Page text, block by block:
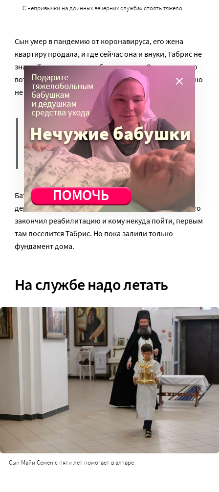
С непривычки на длинных вечерних службах стоять тяжело
Сын умер в пандемию от коронавируса, его жена
квартиру продала, и где сейчас она и внуки, Табрис не
знает. Так он и оказался бездомным. «Остался как-то
вот так… Хочется внука и внучку увидеть, помогать, но
не знаю как…
Так-то здесь все хорошо, но
умереть здесь не хочется», –
говорит Табрис.
Батюшка обещал, когда построят социальную
деревню, новый проект центра, где будут жить те, кто
закончил реабилитацию и кому некуда пойти, первым
там поселится Табрис. Но пока залили только
фундамент дома.
На службе надо летать
Сын Майи Семен с пяти лет помогает в алтаре